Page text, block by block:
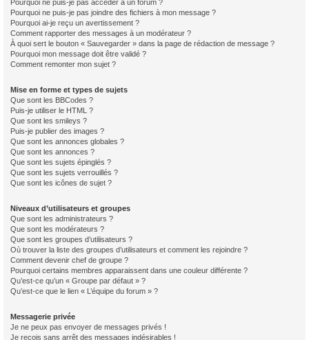
Pourquoi ne puis-je pas accéder à un forum ?
Pourquoi ne puis-je pas joindre des fichiers à mon message ?
Pourquoi ai-je reçu un avertissement ?
Comment rapporter des messages à un modérateur ?
À quoi sert le bouton « Sauvegarder » dans la page de rédaction de message ?
Pourquoi mon message doit être validé ?
Comment remonter mon sujet ?
Mise en forme et types de sujets
Que sont les BBCodes ?
Puis-je utiliser le HTML ?
Que sont les smileys ?
Puis-je publier des images ?
Que sont les annonces globales ?
Que sont les annonces ?
Que sont les sujets épinglés ?
Que sont les sujets verrouillés ?
Que sont les icônes de sujet ?
Niveaux d’utilisateurs et groupes
Que sont les administrateurs ?
Que sont les modérateurs ?
Que sont les groupes d’utilisateurs ?
Où trouver la liste des groupes d’utilisateurs et comment les rejoindre ?
Comment devenir chef de groupe ?
Pourquoi certains membres apparaissent dans une couleur différente ?
Qu’est-ce qu’un « Groupe par défaut » ?
Qu’est-ce que le lien « L’équipe du forum » ?
Messagerie privée
Je ne peux pas envoyer de messages privés !
Je reçois sans arrêt des messages indésirables !